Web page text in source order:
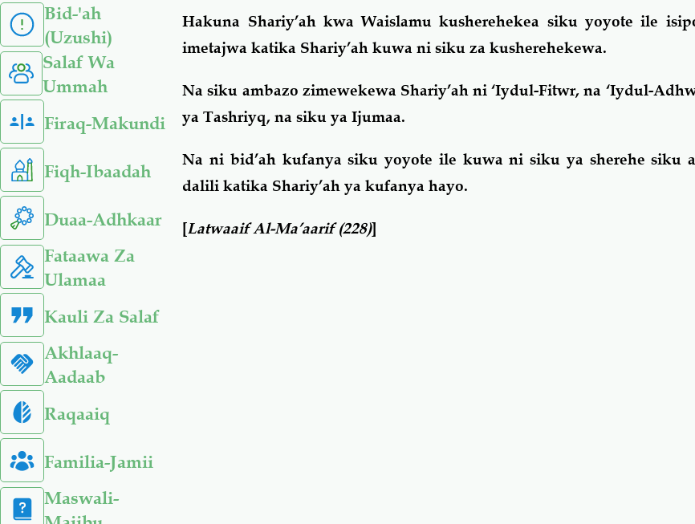
Bid-'ah
(Uzushi)
Salaf Wa
Ummah
Firaq-Makundi
Fiqh-Ibaadah
Duaa-Adhkaar
Fataawa Za
Ulamaa
Kauli Za Salaf
Akhlaaq-
Aadaab
Raqaaiq
Familia-Jamii
Maswali-
Hakuna Shariy’ah kwa Waislamu kusherehekea siku yoyote ile
imetajwa katika Shariy’ah kuwa ni siku za kusherehekewa.
Na siku ambazo zimewekewa Shariy’ah ni ‘Iydul-Fitwr, na ‘Iydul-
ya Tashriyq, na siku ya Ijumaa.
Na ni bid’ah kufanya siku yoyote ile kuwa ni siku ya sherehe siku
dalili katika Shariy’ah ya kufanya hayo.
[Latwaaif Al-Ma’aarif (228)]